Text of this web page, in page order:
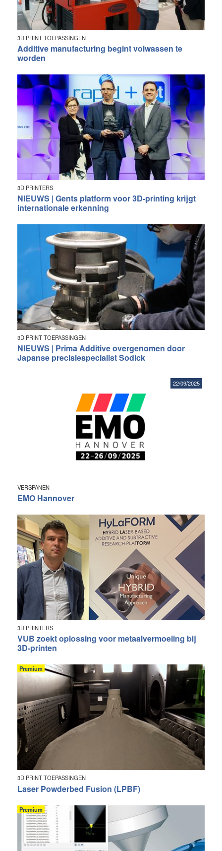
3D PRINT TOEPASSINGEN
Additive manufacturing begint volwassen te
worden
3D PRINTERS
NIEUWS | Gents platform voor 3D-printing krijgt
internationale erkenning
3D PRINT TOEPASSINGEN
NIEUWS | Prima Additive overgenomen door
Japanse precisiespecialist Sodick
VERSPANEN
EMO Hannover
22/09/2025
3D PRINTERS
VUB zoekt oplossing voor metaalvermoeiing bij
3D-printen
Premium
3D PRINT TOEPASSINGEN
Laser Powderbed Fusion (LPBF)
Premium